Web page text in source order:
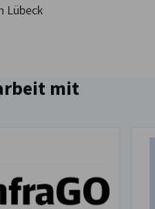
Finland
Lübeck
mit